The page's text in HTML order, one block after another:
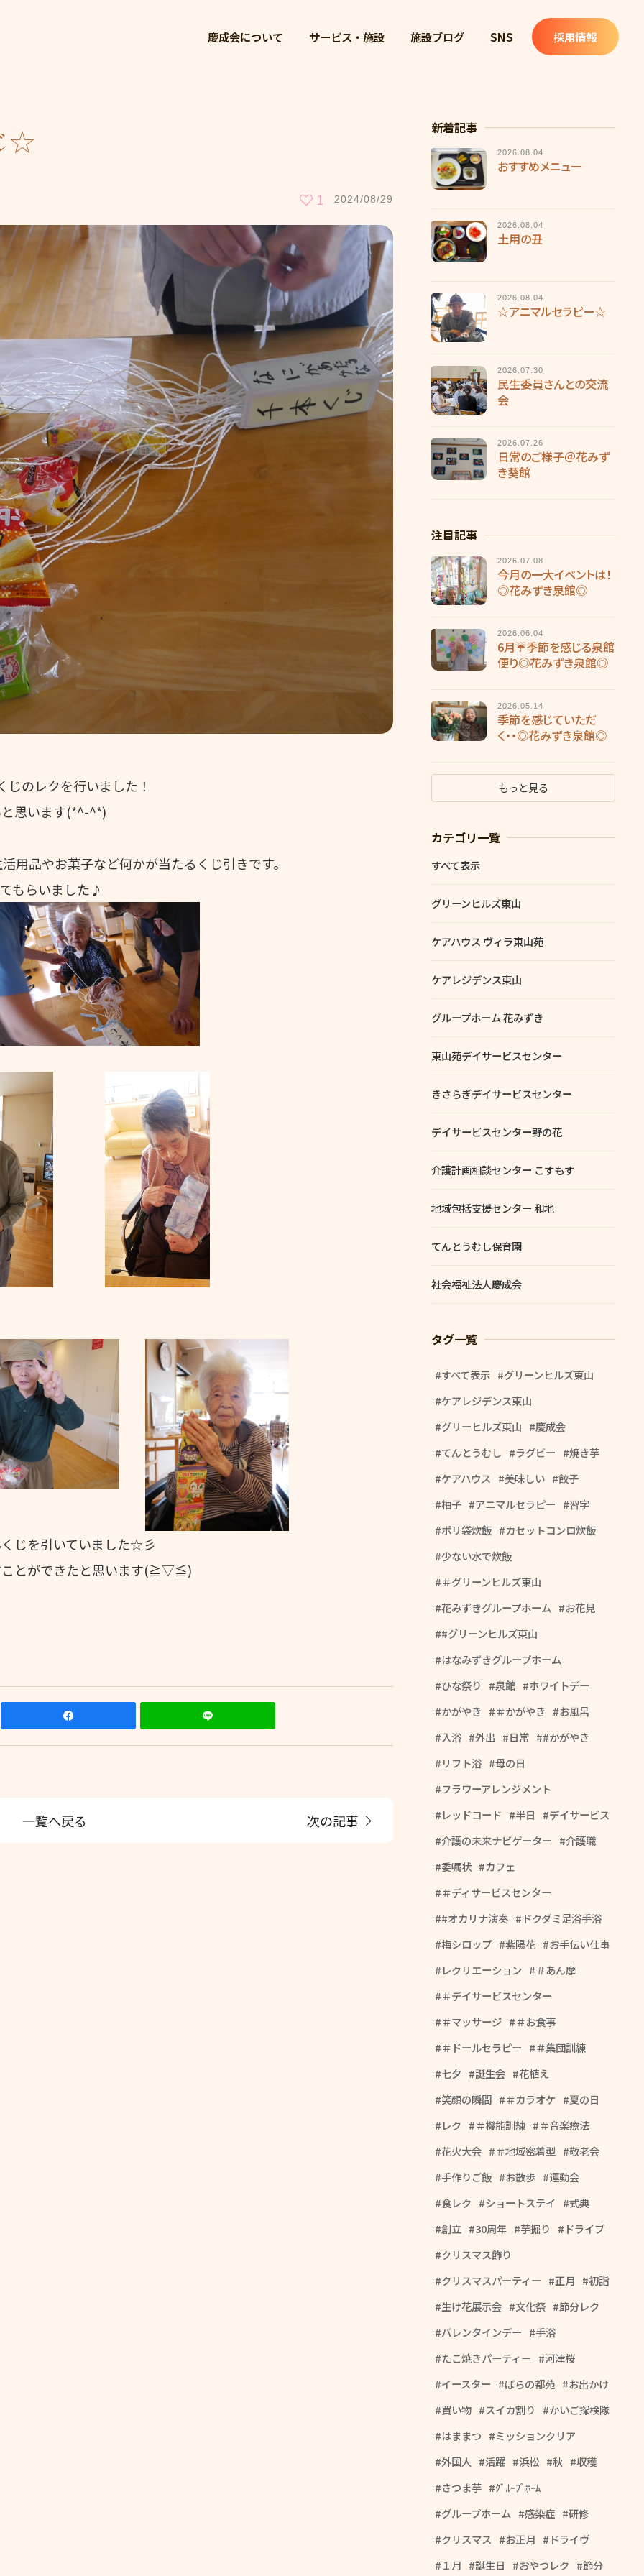
慶成会について サービス・施設 施設ブログ SNS 採用情報
☆
2024/08/29
1
のレクを行いました！
思います(*^-^*)
用品やお菓子など何かが当たるくじ引きです。
もらいました♪
じを引いていました☆彡
ことができたと思います(≧▽≦)
一覧へ戻る 次の記事
新着記事
2026.08.04
おすすめメニュー
2026.08.04
土用の丑
2026.08.04
☆アニマルセラピー☆
2026.07.30
民生委員さんとの交流
会
2026.07.26
日常のご様子＠花みず
き葵館
注目記事
2026.07.08
今月の一大イベントは！
◎花みずき泉館◎
2026.06.04
6月☔季節を感じる泉館
便り◎花みずき泉館◎
2026.05.14
季節を感じていただ
く・・◎花みずき泉館◎
もっと見る
カテゴリ一覧
すべて表示
グリーンヒルズ東山
ケアハウス ヴィラ東山苑
ケアレジデンス東山
グループホーム 花みずき
東山苑デイサービスセンター
きさらぎデイサービスセンター
デイサービスセンター野の花
介護計画相談センター こすもす
地域包括支援センター 和地
てんとうむし保育園
社会福祉法人慶成会
タグ一覧
すべて表示
グリーンヒルズ東山
ケアレジデンス東山
グリーヒルズ東山
慶成会
てんとうむし
ラグビー
焼き芋
ケアハウス
美味しい
餃子
柚子
アニマルセラピー
習字
ポリ袋炊飯
カセットコンロ炊飯
少ない水で炊飯
＃グリーンヒルズ東山
花みずきグループホーム
お花見
#グリーンヒルズ東山
はなみずきグループホーム
ひな祭り
泉館
ホワイトデー
かがやき
＃かがやき
お風呂
入浴
外出 日常
#かがやき
リフト浴
母の日
フラワーアレンジメント
レッドコード
半日
デイサービス
介護の未来ナビゲーター
介護職
委嘱状
カフェ
＃ディサービスセンター
#オカリナ演奏
ドクダミ足浴手浴
梅シロップ
紫陽花
お手伝い仕事
レクリエーション
＃あん摩
＃デイサービスセンター
＃マッサージ
＃お食事
＃ドールセラピー
＃集団訓練
七夕
誕生会
花植え
笑顔の瞬間
＃カラオケ
夏の日
レク
＃機能訓練
＃音楽療法
花火大会
＃地域密着型
敬老会
手作りご飯
お散歩
運動会
食レク
ショートステイ
式典
創立
30周年 芋掘り
ドライブ
クリスマス飾り
クリスマスパーティー
正月
初詣
生け花展示会
文化祭
節分レク
バレンタインデー
手浴
たこ焼きパーティー
河津桜
イースター
ばらの都苑
お出かけ
買い物
スイカ割り
かいご探検隊
はままつ
ミッションクリア
外国人
活躍 浜松 秋
収穫
さつま芋
ｸﾞﾙｰﾌﾟﾎｰﾑ
グループホーム
感染症
研修
クリスマス
お正月
ドライヴ
１月
誕生日 おやつレク 節分